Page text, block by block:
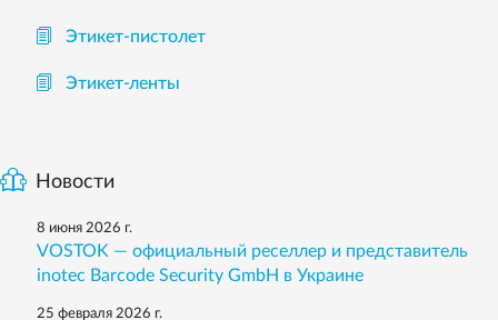
Этикет-пистолет
Этикет-ленты
Новости
8 июня 2026 г.
VOSTOK — официальный реселлер и представитель
inotec Barcode Security GmbH в Украине
25 февраля 2026 г.